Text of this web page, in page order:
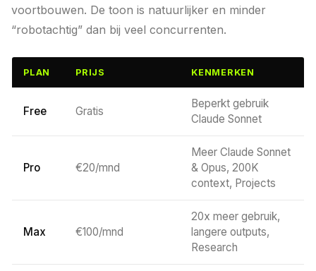
voortbouwen. De toon is natuurlijker en minder
“robotachtig” dan bij veel concurrenten.
PLAN PRIJS KENMERKEN
Free Gratis
Beperkt gebruik
Claude Sonnet
Pro €20/mnd
Meer Claude Sonnet
& Opus, 200K
context, Projects
Max €100/mnd
20x meer gebruik,
langere outputs,
Research